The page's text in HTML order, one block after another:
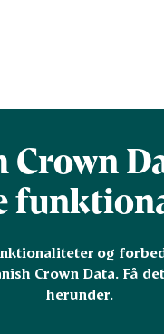
Crown
og
Crown Data. Få
herunder.